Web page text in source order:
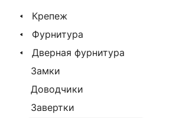
Крепеж
Фурнитура
Дверная фурнитура
Замки
Доводчики
Завертки